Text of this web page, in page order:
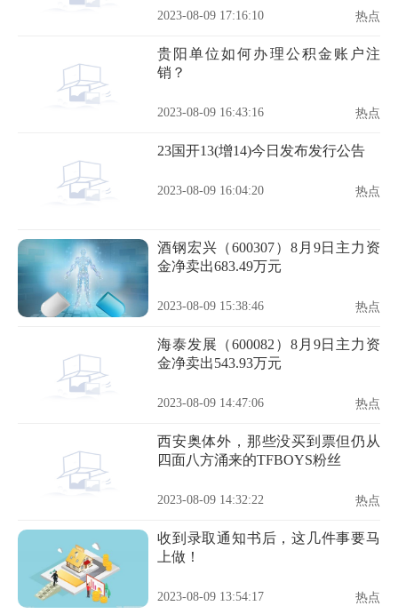
2023-08-09 17:16:10 热点
贵阳单位如何办理公积金账户注
销？
2023-08-09 16:43:16 热点
23国开13(增14)今日发布发行公告
2023-08-09 16:04:20 热点
酒钢宏兴（600307）8月9日主力资
金净卖出683.49万元
2023-08-09 15:38:46 热点
海泰发展（600082）8月9日主力资
金净卖出543.93万元
2023-08-09 14:47:06 热点
西安奥体外，那些没买到票但仍从
四面八方涌来的TFBOYS粉丝
2023-08-09 14:32:22 热点
收到录取通知书后，这几件事要马
上做！
2023-08-09 13:54:17 热点